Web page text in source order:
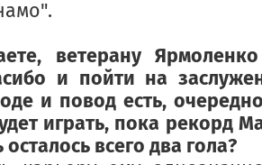
ветерану
и пойти на
и повод есть,
играть, пока рекорд
осталось всего два гола?